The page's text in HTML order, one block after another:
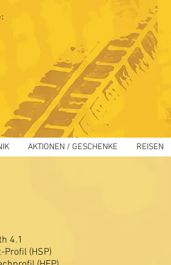
AKTIONEN / GESCHENKE REISEN
4.1
Profil (HSP)